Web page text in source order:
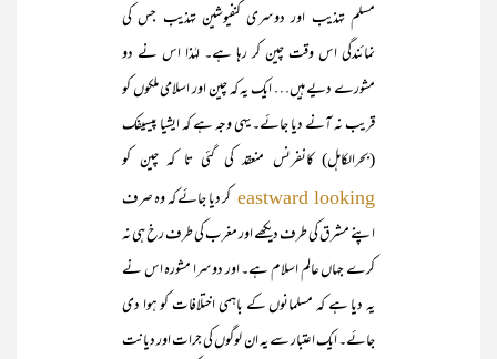
مسلم تہذیب اور دوسری کنفیوشین تہذیب جس کی
نمائندگی اس وقت چین کر رہا ہے۔ لہٰذا اس نے دو
مشورے دیے ہیں… ایک یہ کہ چین اور اسلامی ملکوں کو
قریب نہ آنے دیا جائے۔ یہی وجہ ہے کہ ایشیا پیسیفک
(بحرالکاہل) کانفرنس منعقد کی گئی تا کہ چین کو
eastward looking کر دیا جائے کہ وہ صرف
اپنے مشرق کی طرف دیکھے اور مغرب کی طرف رخ ہی نہ
کرے جہاں عالم اسلام ہے۔ اور دوسرا مشورہ اس نے
یہ دیا ہے کہ مسلمانوں کے باہمی اختلافات کو ہوا دی
جائے۔ ایک اعتبار سے یہ ان لوگوں کی جرات اور دیانت